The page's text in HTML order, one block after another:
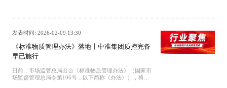
发表时间: 2026-02-09 13:30
《标准物质管理办法》落地丨中准集团质控完备
早已施行
日前，市场监管总局出台《标准物质管理办法》（国家市
场监督管理总局令第106号，以下简称《办法》），将于